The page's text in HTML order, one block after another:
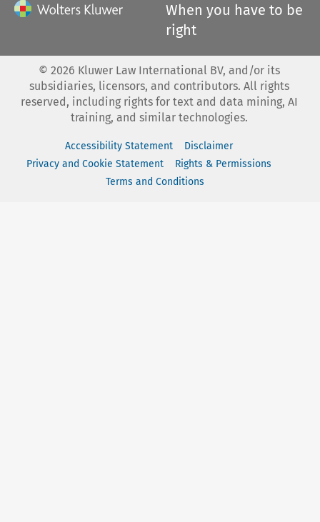
When you have to be
right
© 2026 Kluwer Law International BV, and/or its
subsidiaries, licensors, and contributors. All rights
reserved, including rights for text and data mining, AI
training, and similar technologies.
Accessibility Statement
Disclaimer
Privacy and Cookie Statement
Rights & Permissions
Terms and Conditions